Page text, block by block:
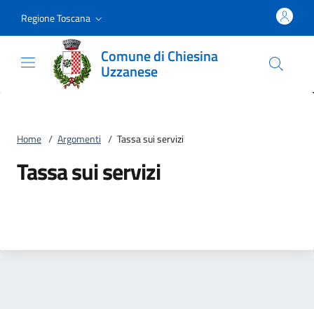
Regione Toscana
Comune di Chiesina
Uzzanese
Home / Argomenti / Tassa sui servizi
Tassa sui servizi